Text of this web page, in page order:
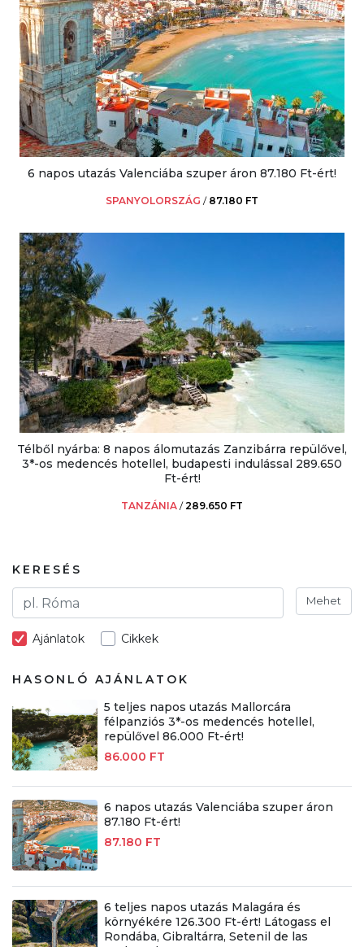
6 napos utazás Valenciába szuper áron 87.180 Ft-ért!
SPANYOLORSZÁG / 87.180 FT
Télből nyárba: 8 napos álomutazás Zanzibárra repülővel,
3*-os medencés hotellel, budapesti indulással 289.650
Ft-ért!
TANZÁNIA /289.650 FT
KERESÉS
Mehet
Ajánlatok Cikkek
HASONLÓ AJÁNLATOK
5 teljes napos utazás Mallorcára
félpanziós 3*-os medencés hotellel,
repülővel 86.000 Ft-ért!
86.000 FT
6 napos utazás Valenciába szuper áron
87.180 Ft-ért!
87.180 FT
6 teljes napos utazás Malagára és
környékére 126.300 Ft-ért! Látogass el
Rondába, Gibraltárra, Setenil de las